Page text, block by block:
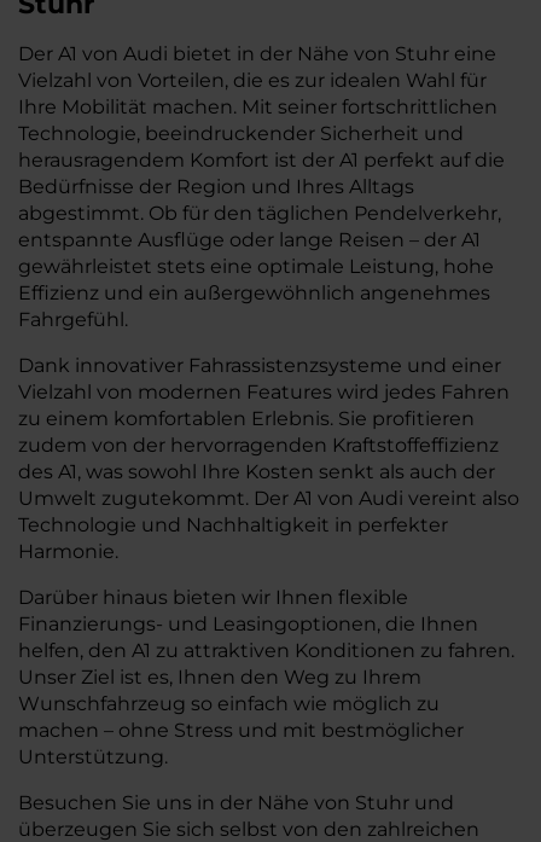
Der A1 von Audi bietet in der Nähe von Stuhr eine
Vielzahl von Vorteilen, die es zur idealen Wahl für
Ihre Mobilität machen. Mit seiner fortschrittlichen
Technologie, beeindruckender Sicherheit und
herausragendem Komfort ist der A1 perfekt auf die
Bedürfnisse der Region und Ihres Alltags
abgestimmt. Ob für den täglichen Pendelverkehr,
entspannte Ausflüge oder lange Reisen – der A1
gewährleistet stets eine optimale Leistung, hohe
Effizienz und ein außergewöhnlich angenehmes
Fahrgefühl.
Dank innovativer Fahrassistenzsysteme und einer
Vielzahl von modernen Features wird jedes Fahren
zu einem komfortablen Erlebnis. Sie profitieren
zudem von der hervorragenden Kraftstoffeffizienz
des A1, was sowohl Ihre Kosten senkt als auch der
Umwelt zugutekommt. Der A1 von Audi vereint also
Technologie und Nachhaltigkeit in perfekter
Harmonie.
Darüber hinaus bieten wir Ihnen flexible
Finanzierungs- und Leasingoptionen, die Ihnen
helfen, den A1 zu attraktiven Konditionen zu fahren.
Unser Ziel ist es, Ihnen den Weg zu Ihrem
Wunschfahrzeug so einfach wie möglich zu
machen – ohne Stress und mit bestmöglicher
Unterstützung.
Besuchen Sie uns in der Nähe von Stuhr und
überzeugen Sie sich selbst von den zahlreichen